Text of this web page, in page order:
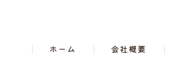
ホーム 会社概要